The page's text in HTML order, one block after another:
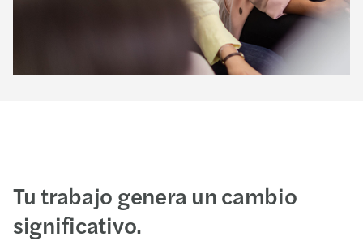
Tu trabajo genera un cambio
significativo.